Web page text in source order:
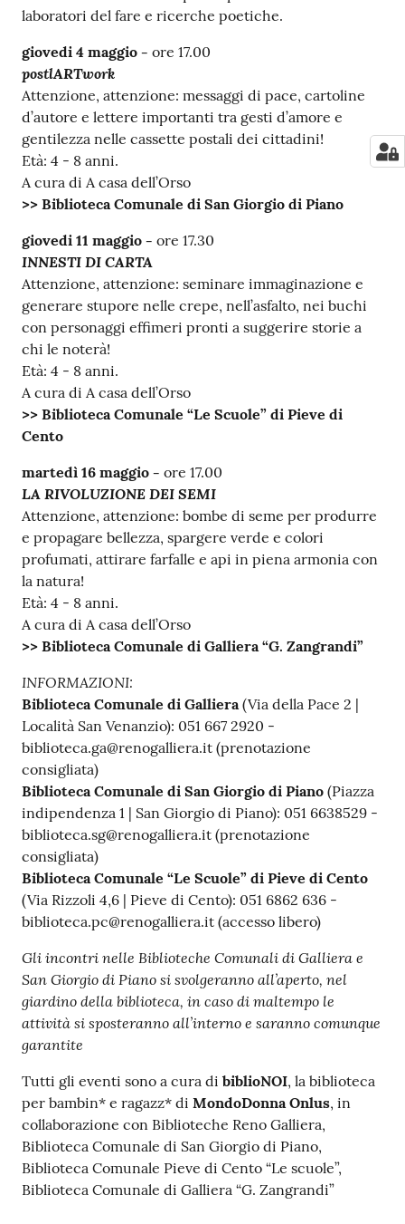
laboratori del fare e ricerche poetiche.
giovedi 4 maggio - ore 17.00
postlARTwork
Attenzione, attenzione: messaggi di pace, cartoline
d’autore e lettere importanti tra gesti d’amore e
gentilezza nelle cassette postali dei cittadini!
Età: 4 - 8 anni.
A cura di A casa dell’Orso
>> Biblioteca Comunale di San Giorgio di Piano
giovedi 11 maggio - ore 17.30
INNESTI DI CARTA
Attenzione, attenzione: seminare immaginazione e
generare stupore nelle crepe, nell’asfalto, nei buchi
con personaggi effimeri pronti a suggerire storie a
chi le noterà!
Età: 4 - 8 anni.
A cura di A casa dell’Orso
>> Biblioteca Comunale “Le Scuole” di Pieve di
Cento
martedì 16 maggio - ore 17.00
LA RIVOLUZIONE DEI SEMI
Attenzione, attenzione: bombe di seme per produrre
e propagare bellezza, spargere verde e colori
profumati, attirare farfalle e api in piena armonia con
la natura!
Età: 4 - 8 anni.
A cura di A casa dell’Orso
>> Biblioteca Comunale di Galliera “G. Zangrandi”
INFORMAZIONI:
Biblioteca Comunale di Galliera(Via della Pace 2 |
Località San Venanzio): 051 667 2920 -
biblioteca.ga@renogalliera.it (prenotazione
consigliata)
Biblioteca Comunale di San Giorgio di Piano (Piazza
indipendenza 1 | San Giorgio di Piano): 051 6638529 -
biblioteca.sg@renogalliera.it (prenotazione
consigliata)
Biblioteca Comunale “Le Scuole” di Pieve di Cento
(Via Rizzoli 4,6 | Pieve di Cento): 051 6862 636 -
biblioteca.pc@renogalliera.it (accesso libero)
Gli incontri nelle Biblioteche Comunali di Galliera e
San Giorgio di Piano si svolgeranno all’aperto, nel
giardino della biblioteca, in caso di maltempo le
attività si sposteranno all’interno e saranno comunque
garantite
Tutti gli eventi sono a cura di biblioNOI, la biblioteca
per bambin* e ragazz* di MondoDonna Onlus, in
collaborazione con Biblioteche Reno Galliera,
Biblioteca Comunale di San Giorgio di Piano,
Biblioteca Comunale Pieve di Cento “Le scuole”,
Biblioteca Comunale di Galliera “G. Zangrandi”